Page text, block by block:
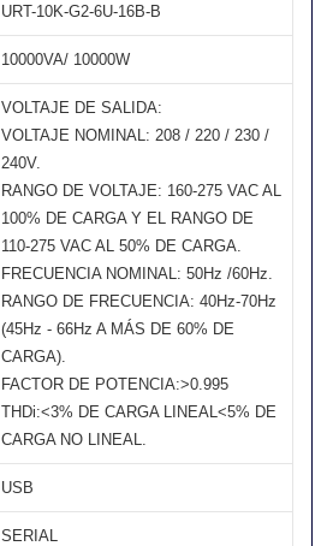
URT-10K-G2-6U-16B-B
10000VA/ 10000W
VOLTAJE DE SALIDA:
VOLTAJE NOMINAL: 208 / 220 / 230 /
240V.
RANGO DE VOLTAJE: 160-275 VAC AL
100% DE CARGA Y EL RANGO DE
110-275 VAC AL 50% DE CARGA.
FRECUENCIA NOMINAL: 50Hz /60Hz.
RANGO DE FRECUENCIA: 40Hz-70Hz
(45Hz - 66Hz A MÁS DE 60% DE
CARGA).
FACTOR DE POTENCIA:>0.995
THDi:<3% DE CARGA LINEAL<5% DE
CARGA NO LINEAL.
USB
SERIAL